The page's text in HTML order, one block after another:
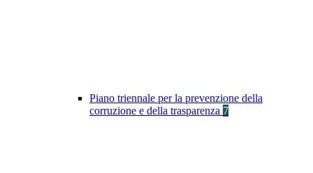
Piano triennale per la prevenzione della
corruzione e della trasparenza 7